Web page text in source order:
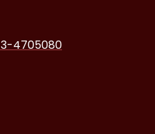
4705080